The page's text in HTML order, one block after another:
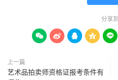
分享到
    
上一篇
艺术品拍卖师资格证报考条件有